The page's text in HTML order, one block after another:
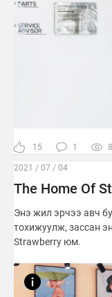
15 1
2021 / 07 / 04
The Home Of
Энэ жил эрчээ авч
тохижуулж, зассан
Strawberry юм.